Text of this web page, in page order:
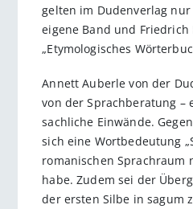
gelten im Dudenverlag
eigene Band und Friedrich
„Etymologisches
Annett Auberle von der
von der Sprachberatung –
sachliche Einwände.
sich eine Wortbedeutung
romanischen Sprachraum
habe. Zudem sei der
der ersten Silbe in sagum